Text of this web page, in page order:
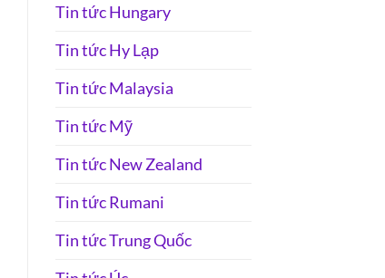
Tin tức Hungary
Tin tức Hy Lạp
Tin tức Malaysia
Tin tức Mỹ
Tin tức New Zealand
Tin tức Rumani
Tin tức Trung Quốc